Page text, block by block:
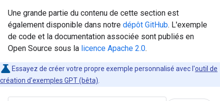
Une grande partie du contenu de cette section est
également disponible dans notre dépôt GitHub. L'exemple
de code et la documentation associée sont publiés en
Open Source sous la licence Apache 2.0.
Essayez de créer votre propre exemple personnalisé avec l'outil de
création d'exemples GPT (bêta)